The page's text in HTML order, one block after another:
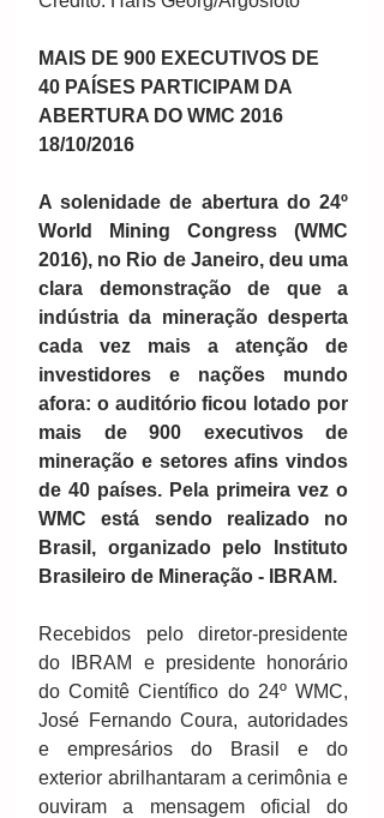
MAIS DE 900 EXECUTIVOS DE
40 PAÍSES PARTICIPAM DA
ABERTURA DO WMC 2016
18/10/2016
A solenidade de abertura do 24º
World Mining Congress (WMC
2016), no Rio de Janeiro, deu uma
clara demonstração de que a
indústria da mineração desperta
cada vez mais a atenção de
investidores e nações mundo
afora: o auditório ficou lotado por
mais de 900 executivos de
mineração e setores afins vindos
de 40 países. Pela primeira vez o
WMC está sendo realizado no
Brasil, organizado pelo Instituto
Brasileiro de Mineração - IBRAM.
Recebidos pelo diretor-presidente
do IBRAM e presidente honorário
do Comitê Científico do 24º WMC,
José Fernando Coura, autoridades
e empresários do Brasil e do
exterior abrilhantaram a cerimônia e
ouviram a mensagem oficial do